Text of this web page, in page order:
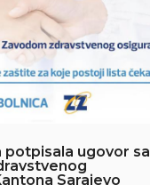
potpisala ugovor sa
Sarajevo